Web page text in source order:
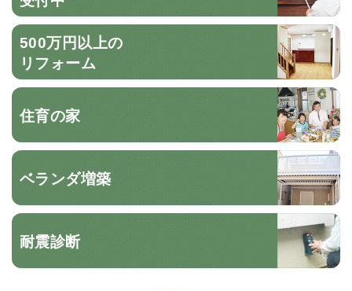
500万円以上の
リフォーム
住育の家
ベランダ増築
耐震診断